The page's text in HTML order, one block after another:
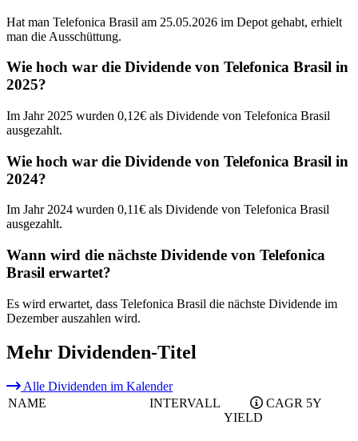
Hat man Telefonica Brasil am 25.05.2026 im Depot gehabt, erhielt
man die Ausschüttung.
Wie hoch war die Dividende von Telefonica Brasil in
2025?
Im Jahr 2025 wurden 0,12€ als Dividende von Telefonica Brasil
ausgezahlt.
Wie hoch war die Dividende von Telefonica Brasil in
2024?
Im Jahr 2024 wurden 0,11€ als Dividende von Telefonica Brasil
ausgezahlt.
Wann wird die nächste Dividende von Telefonica
Brasil erwartet?
Es wird erwartet, dass Telefonica Brasil die nächste Dividende im
Dezember auszahlen wird.
Mehr Dividenden-Titel
Alle Dividenden im Kalender
NAME
INTERVALL
YIELD
CAGR 5Y